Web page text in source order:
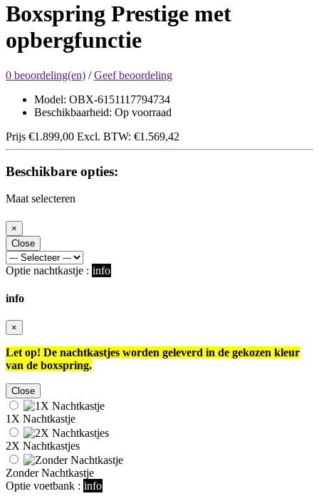
Boxspring Prestige met
opbergfunctie
0 beoordeling(en) /Geef beoordeling
Model: OBX-6151117794734
Beschikbaarheid: Op voorraad
Prijs €1.899,00 Excl. BTW: €1.569,42
Beschikbare opties:
Maat selecteren
×
Close
Optie nachtkastje : info
info
×
Let op! De nachtkastjes worden geleverd in de gekozen kleur
van de boxspring.
Close
1X Nachtkastje
2X Nachtkastjes
Zonder Nachtkastje
Optie voetbank : info